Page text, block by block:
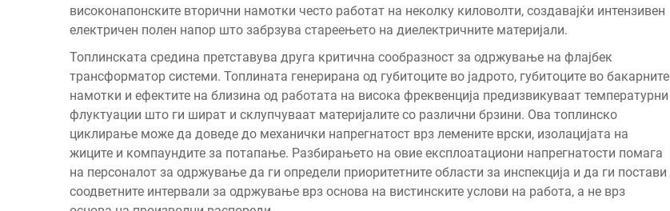
високонапонските вторични намотки често работат на неколку киловолти, создавајќи интензивен
електричен полен напор што забрзува стареењето на диелектричните материјали.
Топлинската средина претставува друга критична сообразност за одржување на флајбек
трансформатор системи. Топлината генерирана од губитоците во јадрото, губитоците во бакарните
намотки и ефектите на близина од работата на висока фреквенција предизвикуваат температурни
флуктуации што ги шират и склупчуваат материјалите со различни брзини. Ова топлинско
циклирање може да доведе до механички напрегнатост врз лемените врски, изолацијата на
жиците и компаундите за потапање. Разбирањето на овие експлоатациони напрегнатости помага
на персоналот за одржување да ги определи приоритетните области за инспекција и да ги постави
соодветните интервали за одржување врз основа на вистинските услови на работа, а не врз